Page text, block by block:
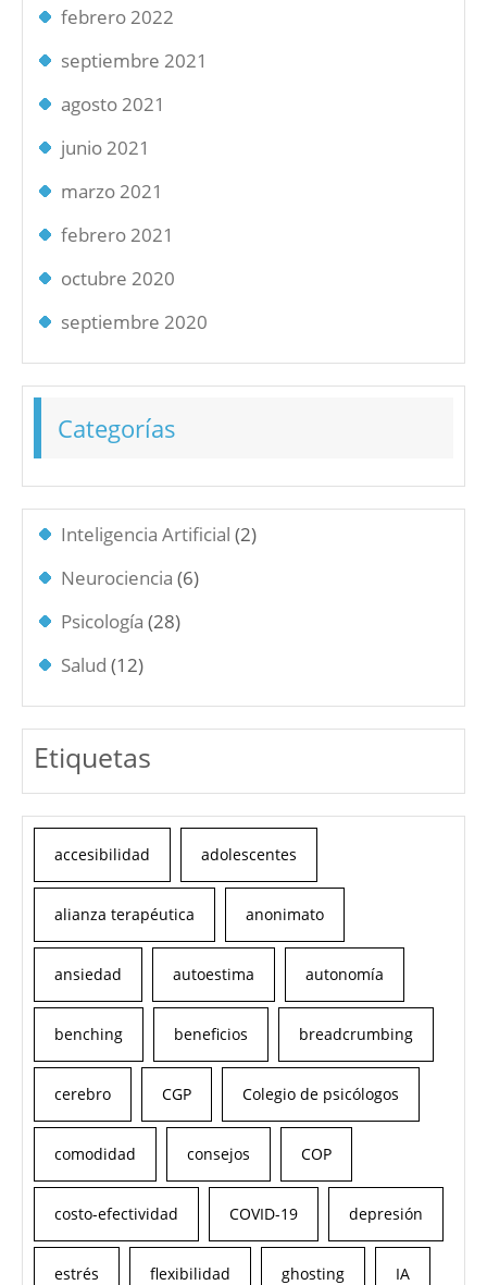
febrero 2022
septiembre 2021
agosto 2021
junio 2021
marzo 2021
febrero 2021
octubre 2020
septiembre 2020
Categorías
Inteligencia Artificial (2)
Neurociencia (6)
Psicología (28)
Salud (12)
Etiquetas
accesibilidad adolescentes
alianza terapéutica anonimato
ansiedad autoestima autonomía
benching beneficios breadcrumbing
cerebro CGP Colegio de psicólogos
comodidad consejos COP
costo-efectividad COVID-19 depresión
estrés flexibilidad ghosting IA